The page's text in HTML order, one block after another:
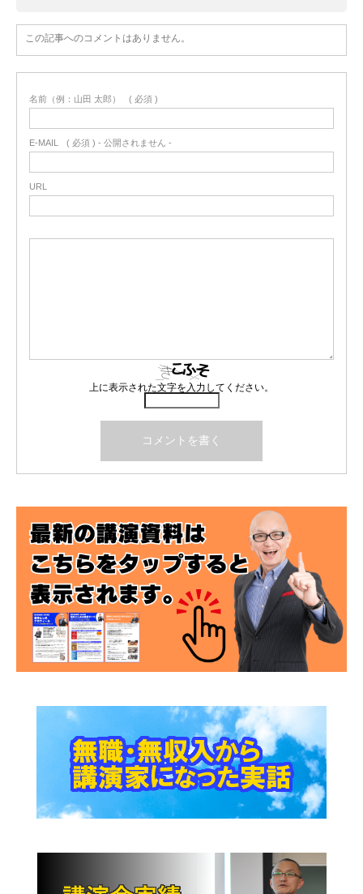
この記事へのコメントはありません。
名前（例：山田 太郎） ( 必須 )
E-MAIL ( 必須 ) - 公開されません -
URL
上に表示された文字を入力してください。